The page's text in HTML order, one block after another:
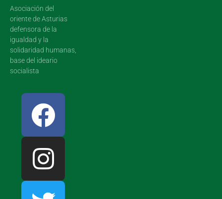
Asociación del
oriente de Asturias
defensora de la
igualdad y la
solidaridad humanas,
base del ideario
socialista